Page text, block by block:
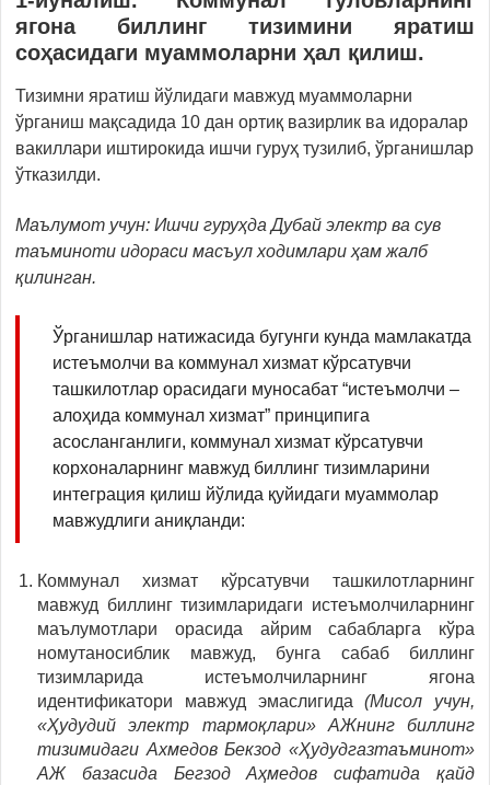
ягона биллинг тизимини яратиш
соҳасидаги муаммоларни ҳал қилиш.
Тизимни яратиш йўлидаги мавжуд муаммоларни
ўрганиш мақсадида 10 дан ортиқ вазирлик ва идоралар
вакиллари иштирокида ишчи гуруҳ тузилиб, ўрганишлар
ўтказилди.
Маълумот учун: Ишчи гуруҳда Дубай электр ва сув
таъминоти идораси масъул ходимлари ҳам жалб
қилинган.
Ўрганишлар натижасида бугунги кунда мамлакатда
истеъмолчи ва коммунал хизмат кўрсатувчи
ташкилотлар орасидаги муносабат “истеъмолчи –
алоҳида коммунал хизмат” принципига
асосланганлиги, коммунал хизмат кўрсатувчи
корхоналарнинг мавжуд биллинг тизимларини
интеграция қилиш йўлида қуйидаги муаммолар
мавжудлиги аниқланди:
Коммунал хизмат кўрсатувчи ташкилотларнинг
мавжуд биллинг тизимларидаги истеъмолчиларнинг
маълумотлари орасида айрим сабабларга кўра
номутаносиблик мавжуд, бунга сабаб биллинг
тизимларида истеъмолчиларнинг ягона
идентификатори мавжуд эмаслигида(Мисол учун,
«Ҳудудий электр тармоқлари» АЖнинг биллинг
тизимидаги Ахмедов Бекзод «Ҳудудгазтаъминот»
АЖ базасида Бегзод Аҳмедов сифатида қайд